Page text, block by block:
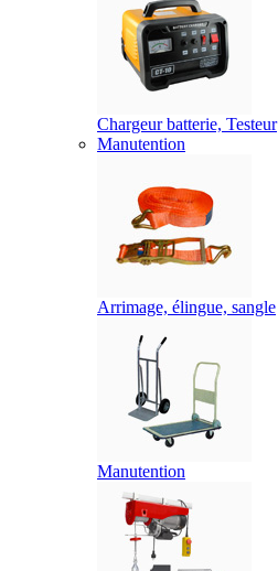
Chargeur batterie, Testeur
Manutention
Arrimage, élingue, sangle
Manutention